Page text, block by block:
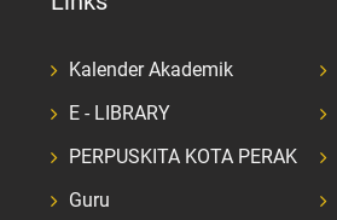
Kalender Akademik
E - LIBRARY
PERPUSKITA KOTA PERAK
Guru